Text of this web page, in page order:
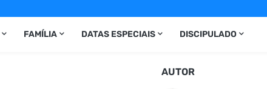
FAMÍLIA DATAS ESPECIAIS DISCIPULADO
AUTOR